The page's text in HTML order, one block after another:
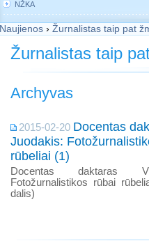
NŽKA
Naujienos › Žurnalistas taip pat
Žurnalistas taip
Archyvas
2015-02-20 Docentas
Juodakis:
rūbeliai (1)
Docentas daktaras
Fotožurnalistikos rūbai
dalis)